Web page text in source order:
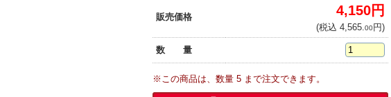
販売価格 4,150円
(税込 4,565.00円)
数 量
※この商品は、数量 5 まで注文できます。